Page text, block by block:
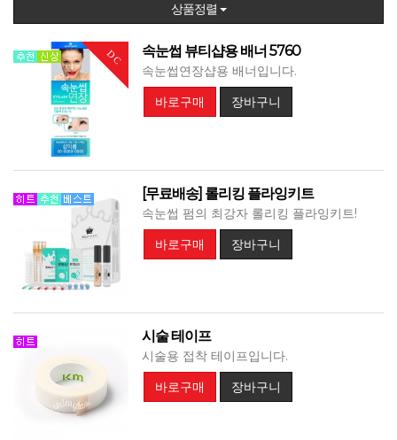
상품정렬
DC 속눈썹 뷰티샵용 배너 5760
속눈썹연장샵용 배너입니다.
바로구매
장바구니
[무료배송] 롤리킹 플라잉키트
속눈썹 펌의 최강자 롤리킹 플라잉키트!
바로구매
장바구니
시술 테이프
시술용 접착 테이프입니다.
바로구매
장바구니